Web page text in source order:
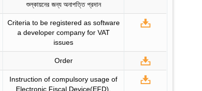
শুল্কায়নের জন্য অনাপত্তি প্রদান
Criteria to be registered as software
a developer company for VAT
issues
Order
Instruction of compulsory usage of
Electronic Fiscal Device(EFD),